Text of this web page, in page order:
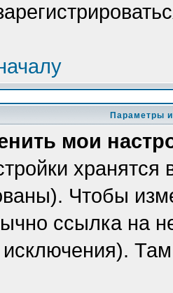
Параметры
мои
Чтобы
ссылка на
исключения).